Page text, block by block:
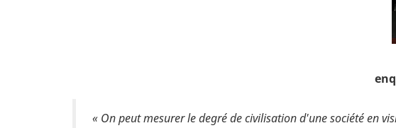
« On peut mesurer le degré de civilisation d'une société en